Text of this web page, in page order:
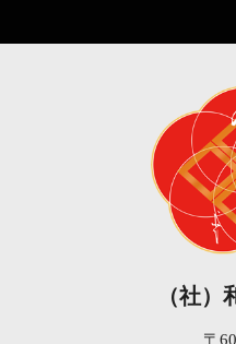
（社）
〒